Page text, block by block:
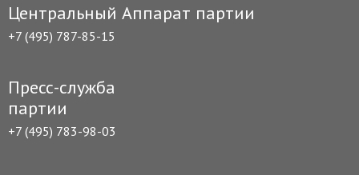
Центральный Аппарат партии
+7 (495) 787-85-15
Пресс-служба
партии
+7 (495) 783-98-03